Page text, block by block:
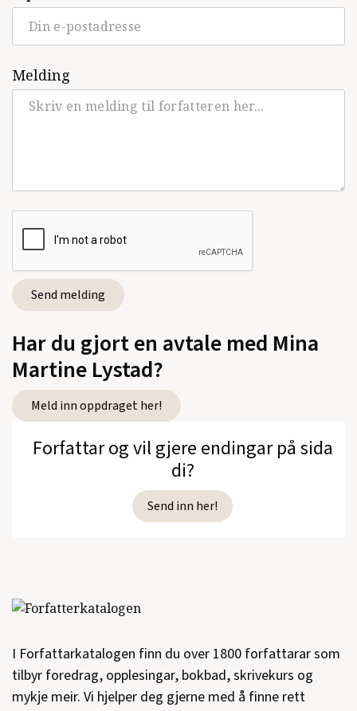
Melding
Har du gjort en avtale med Mina
Martine Lystad?
Meld inn oppdraget her!
Forfattar og vil gjere endingar på sida
di?
Send inn her!
I Forfattarkatalogen finn du over 1800 forfattarar som
tilbyr foredrag, opplesingar, bokbad, skrivekurs og
mykje meir. Vi hjelper deg gjerne med å finne rett